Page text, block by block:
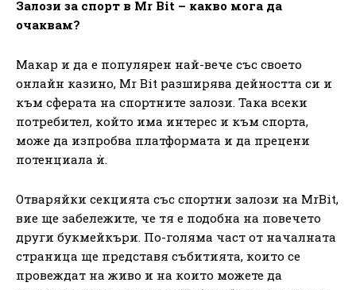
Залози за спорт в Mr Bit – какво мога да
очаквам?
Макар и да е популярен най-вече със своето
онлайн казино, Mr Bit разширява дейността си и
към сферата на спортните залози. Така всеки
потребител, който има интерес и към спорта,
може да изпробва платформата и да прецени
потенциала ѝ.
Отваряйки секцията със спортни залози на MrBit,
вие ще забележите, че тя е подобна на повечето
други букмейкъри. По-голяма част от началната
страница ще представя събитията, които се
провеждат на живо и на които можете да